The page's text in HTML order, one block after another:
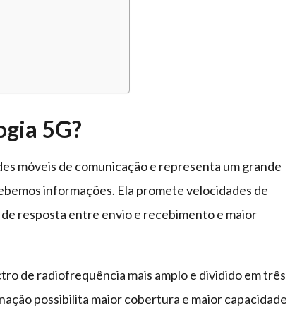
5G?
móveis de comunicação e representa um grande
informações. Ela promete velocidades de
resposta entre envio e recebimento e maior
de radiofrequência mais amplo e dividido em três
possibilita maior cobertura e maior capacidade